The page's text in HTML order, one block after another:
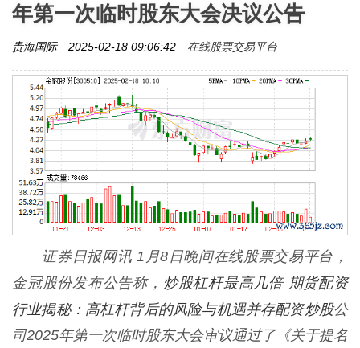
年第一次临时股东大会决议公告
贵海国际 2025-02-18 09:06:42 在线股票交易平台
证券日报网讯 1月8日晚间在线股票交易平台，
金冠股份发布公告称， 炒股杠杆最高几倍 期货配资
行业揭秘：高杠杆背后的风险与机遇并存配资炒股公
司2025年第一次临时股东大会审议通过了《关于提名